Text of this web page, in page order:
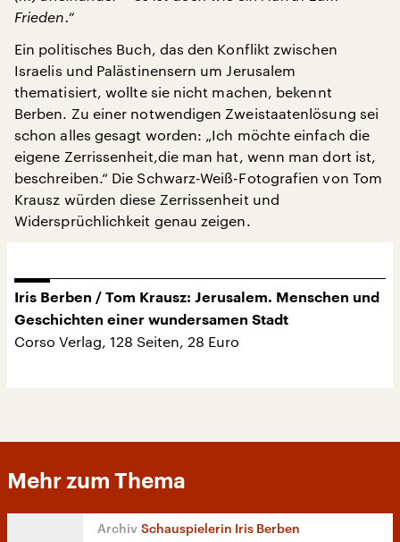
Frieden.“
Ein politisches Buch, das den Konflikt zwischen
Israelis und Palästinensern um Jerusalem
thematisiert, wollte sie nicht machen, bekennt
Berben. Zu einer notwendigen Zweistaatenlösung sei
schon alles gesagt worden: „Ich möchte einfach die
eigene Zerrissenheit,die man hat, wenn man dort ist,
beschreiben.“ Die Schwarz-Weiß-Fotografien von Tom
Krausz würden diese Zerrissenheit und
Widersprüchlichkeit genau zeigen.
Iris Berben / Tom Krausz: Jerusalem. Menschen und
Geschichten einer wundersamen Stadt
Corso Verlag, 128 Seiten, 28 Euro
Mehr zum Thema
Schauspielerin Iris Berben